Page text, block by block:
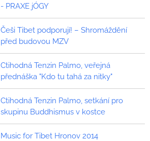
- PRAXE jÓGY
Češi Tibet podporují! – Shromáždění
před budovou MZV
Ctihodná Tenzin Palmo, veřejná
přednáška "Kdo tu tahá za nitky"
Ctihodná Tenzin Palmo, setkání pro
skupinu Buddhismus v kostce
Music for Tibet Hronov 2014